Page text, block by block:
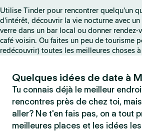
Utilise Tinder pour rencontrer quelqu'un
d'intérêt, découvrir la vie nocturne avec
verre dans un bar local ou donner rendez-
café voisin. Ou faites un peu de tourisme
redécouvrir) toutes les meilleures choses
Quelques idées de date à
Tu connais déjà le meilleur
rencontres près de chez toi,
aller? Ne t'en fais pas, on a tout
meilleures places et les idées